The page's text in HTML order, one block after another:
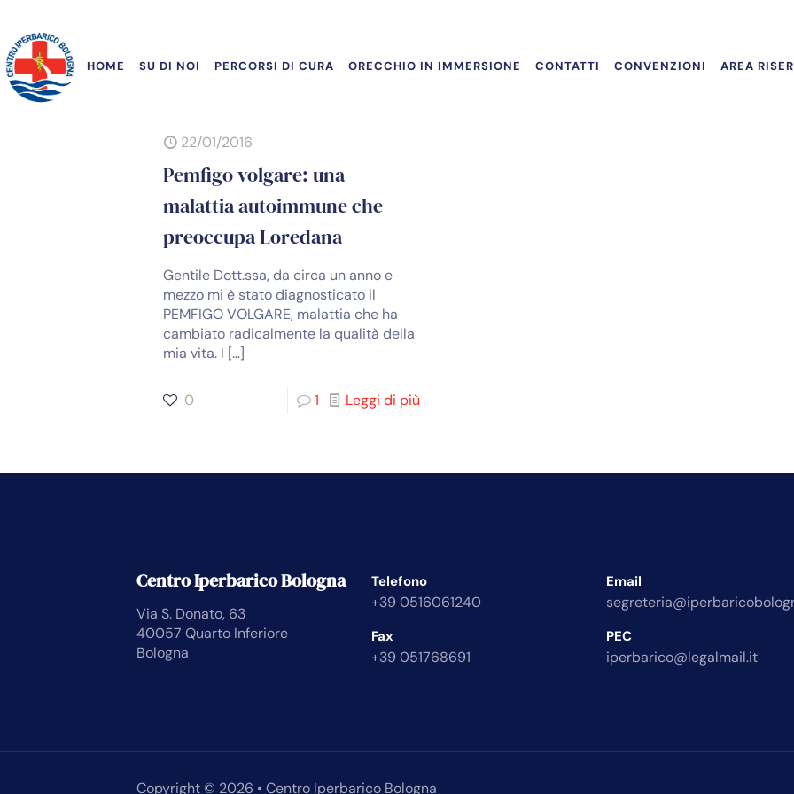
HOME SU DI NOI PERCORSI DI CURA ORECCHIO IN IMMERSIONE CONTATTI CONVENZIONI AREA
22/01/2016
Pemfigo volgare: una
malattia autoimmune che
preoccupa Loredana
Gentile Dott.ssa, da circa un anno e
mezzo mi è stato diagnosticato il
PEMFIGO VOLGARE, malattia che ha
cambiato radicalmente la qualità della
mia vita. I […]
0 1 Leggi di più
Centro Iperbarico Bologna
Via S. Donato, 63
40057 Quarto Inferiore
Bologna
Telefono
+39 0516061240
Fax
+39 051768691
Email
PEC
iperbarico@legalmail.it
Copyright © 2026 • Centro Iperbarico Bologna